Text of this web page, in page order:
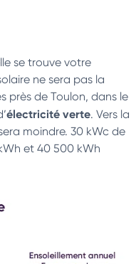
se trouve votre
ne sera pas la
près de Toulon, dans le
électricité verte. Vers la
moindre. 30 kWc de
et 40 500 kWh